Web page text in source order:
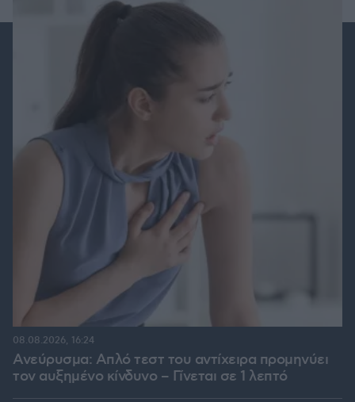
Ανεύρυσμα: Απλό τεστ του αντίχειρα προμηνύει
τον αυξημένο κίνδυνο – Γίνεται σε 1 λεπτό
08.08.2026, 16:24